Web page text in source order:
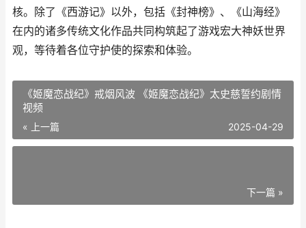
核。除了《西游记》以外，包括《封神榜》、《山海经》
在内的诸多传统文化作品共同构筑起了游戏宏大神妖世界
观，等待着各位守护使的探索和体验。
《姬魔恋战纪》戒烟风波 《姬魔恋战纪》太史慈誓约剧情
视频
« 上一篇 2025-04-29
下一篇 »